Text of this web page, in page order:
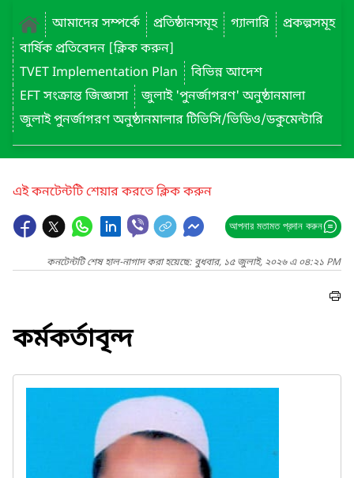
আমাদের সম্পর্কে
প্রতিষ্ঠানসমূহ গ্যালারি
প্রকল্পসমূহ
বার্ষিক প্রতিবেদন [ক্লিক করুন]
TVET Implementation Plan
বিভিন্ন আদেশ
EFT সংক্রান্ত জিজ্ঞাসা
জুলাই 'পুনর্জাগরণ' অনুষ্ঠানমালা
জুলাই পুনর্জাগরণ অনুষ্ঠানমালার টিভিসি/ভিডিও/ডকুমেন্টারি
এই কনটেন্টটি শেয়ার করতে ক্লিক করুন
আপনার মতামত প্রদান করুন
কনটেন্টটি শেষ হাল-নাগাদ করা হয়েছে: বুধবার, ১৫ জুলাই, ২০২৬ এ ০৪:২১ PM
কর্মকর্তাবৃন্দ